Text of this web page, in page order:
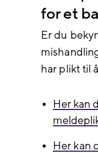
for et
Er du
har plikt til
Her kan
Her kan